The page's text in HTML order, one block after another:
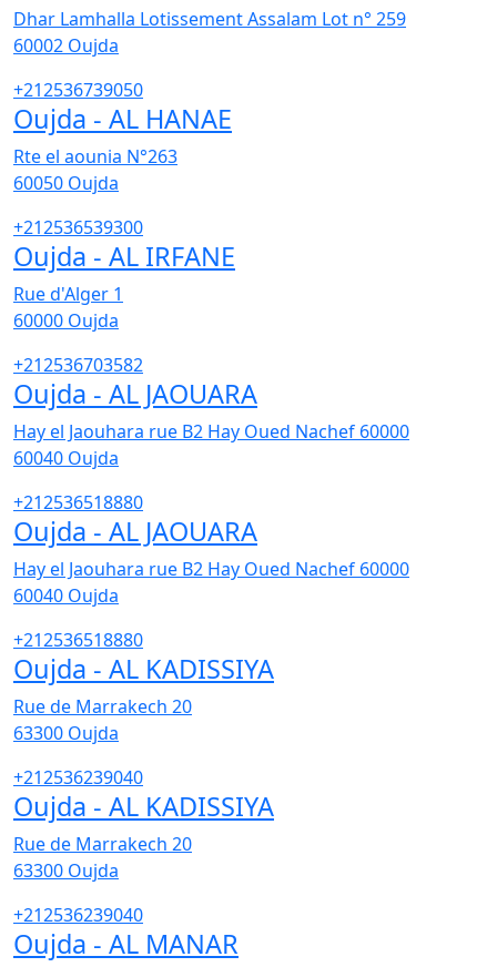
Dhar Lamhalla Lotissement Assalam Lot n° 259
60002 Oujda
+212536739050
Oujda - AL HANAE
Rte el aounia N°263
60050 Oujda
+212536539300
Oujda - AL IRFANE
Rue d'Alger 1
60000 Oujda
+212536703582
Oujda - AL JAOUARA
Hay el Jaouhara rue B2 Hay Oued Nachef 60000
60040 Oujda
+212536518880
Oujda - AL JAOUARA
Hay el Jaouhara rue B2 Hay Oued Nachef 60000
60040 Oujda
+212536518880
Oujda - AL KADISSIYA
Rue de Marrakech 20
63300 Oujda
+212536239040
Oujda - AL KADISSIYA
Rue de Marrakech 20
63300 Oujda
+212536239040
Oujda - AL MANAR